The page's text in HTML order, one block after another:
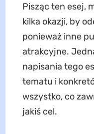
Pisząc ten esej,
kilka okazji, by
ponieważ inne
atrakcyjne.
napisania tego
tematu i
wszystko, co
jakiś cel.